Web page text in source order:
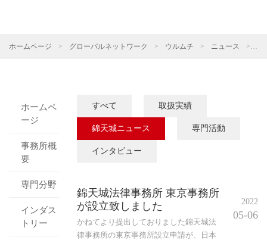
ホームページ > グローバルネットワーク > ウルムチ > ニュース >
ホームペ
ージ
事務所概
要
専門分野
インダス
トリー
すべて 取扱実績
錦天城ニュース 専門活動
インタビュー
錦天城法律事務所 東京事務所
が設立致しました
かねてより提出しておりました錦天城法
律事務所の東京事務所設立申請が、日本
2022
05-06